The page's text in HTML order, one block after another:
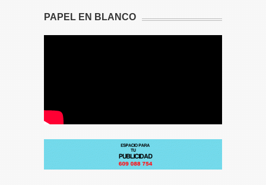
PAPEL EN BLANCO